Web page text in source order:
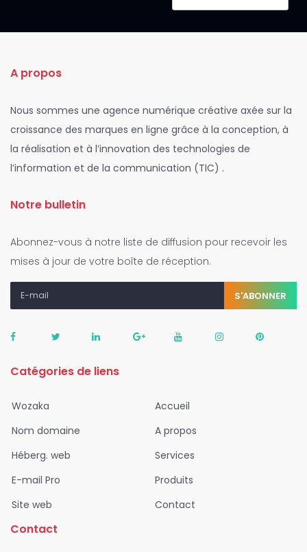
A propos
Nous sommes une agence numérique créative axée sur la
croissance des marques en ligne grâce à la conception, à
la réalisation et à l’innovation des technologies de
l’information et de la communication (TIC) .
Notre bulletin
Abonnez-vous à notre liste de diffusion pour recevoir les
mises à jour de votre boîte de réception.
S'ABONNER
Catégories de liens
Wozaka
Accueil
Nom domaine
A propos
Héberg. web
Services
E-mail Pro
Produits
Site web
Contact
Contact